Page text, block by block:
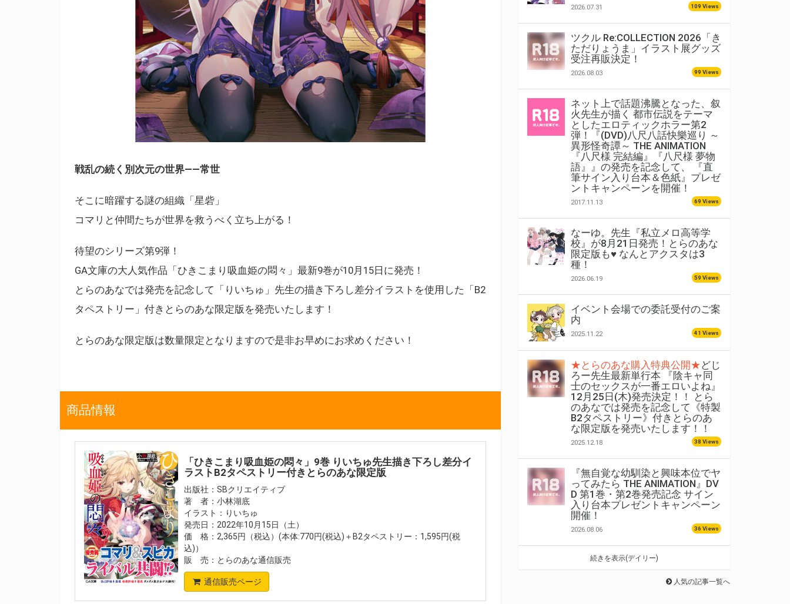
戦乱の続く別次元の世界――常世
そこに暗躍する謎の組織「星砦」
コマリと仲間たちが世界を救うべく立ち上がる！
待望のシリーズ第9弾！
GA文庫の大人気作品「ひきこまり吸血姫の悶々」最新9巻が10月15日に発売！
とらのあなでは発売を記念して「りいちゅ」先生の描き下ろし差分イラストを使用した「B2
タペストリー」付きとらのあな限定版を発売いたします！
とらのあな限定版は数量限定となりますので是非お早めにお求めください！
商品情報
「ひきこまり吸血姫の悶々」9巻 りいちゅ先生描き下ろし差分イ
ラストB2タペストリー付きとらのあな限定版
出版社：SBクリエイティブ
著 者：小林湖底
イラスト：りいちゅ
発売日：2022年10月15日（土）
価 格：2,365円（税込）(本体:770円(税込)＋B2タペストリー：1,595円(税
込)）
販 売：とらのあな通信販売
通信販売ページ
2026.07.31 109 Views
ツクル Re:COLLECTION 2026「き
ただりょうま」イラスト展グッズ
受注再販決定！
2026.08.03 99 Views
ネット上で話題沸騰となった、叙
火先生が描く 都市伝説をテーマ
としたエロティックホラー第2
弾！『(DVD)八尺八話快樂巡り ～
異形怪奇譚～ THE ANIMATION
『八尺様 完結編』『八尺様 夢物
語』』の発売を記念して、 『直
筆サイン入り台本＆色紙』プレゼ
ントキャンペーンを開催！
2017.11.13 69 Views
なーゆ。先生『私立メロ高等学
校』が8月21日発売！とらのあな
限定版も♥ なんとアクスタは3
種！
2026.06.19 59 Views
イベント会場での委託受付のご案
内
2025.11.22 41 Views
★とらのあな購入特典公開★どじ
ろー先生最新単行本 『陰キャ同
士のセックスが一番エロいよね』
12月25日(木)発売決定！！ とら
のあなでは発売を記念して《特製
B2タペストリー》付きとらのあ
な限定版を発売いたします！！
2025.12.18 38 Views
『無自覚な幼馴染と興味本位でヤ
ってみたら THE ANIMATION』DV
D 第1巻・第2巻発売記念 サイン
入り台本プレゼントキャンペーン
開催！
2026.08.06 36 Views
続きを表示(デイリー)
人気の記事一覧へ